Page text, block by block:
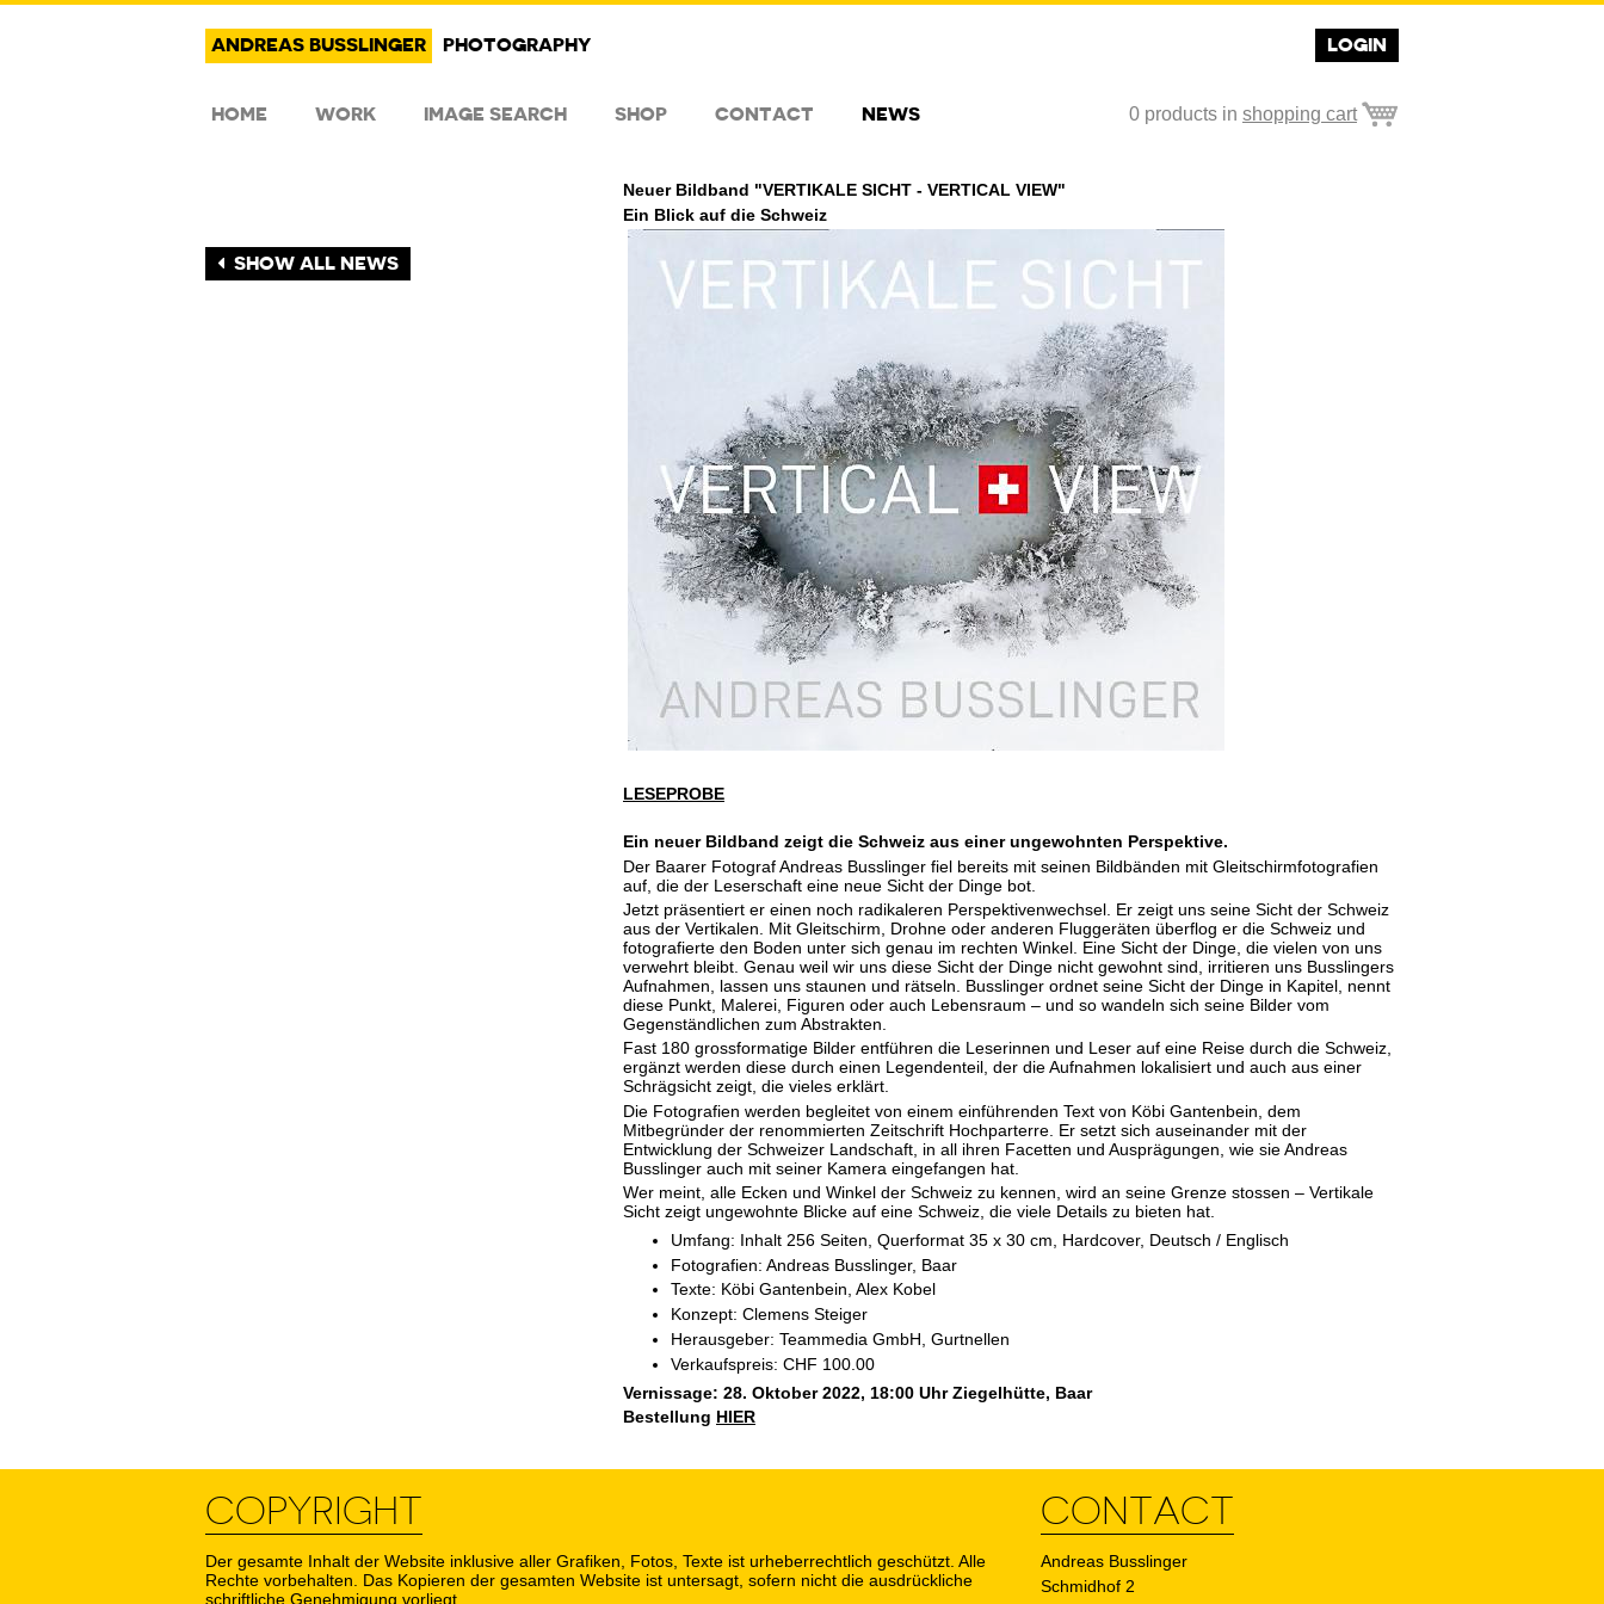
ANDREAS BUSSLINGER PHOTOGRAPHY LOGIN
HOME WORK IMAGE SEARCH SHOP CONTACT NEWS 0 products in shopping cart
SHOW ALL NEWS
Neuer Bildband "VERTIKALE SICHT - VERTICAL VIEW"
Ein Blick auf die Schweiz
LESEPROBE
Ein neuer Bildband zeigt die Schweiz aus einer ungewohnten Perspektive.
Der Baarer Fotograf Andreas Busslinger fiel bereits mit seinen Bildbänden mit Gleitschirmfotografien
auf, die der Leserschaft eine neue Sicht der Dinge bot.
Jetzt präsentiert er einen noch radikaleren Perspektivenwechsel. Er zeigt uns seine Sicht der Schweiz
aus der Vertikalen. Mit Gleitschirm, Drohne oder anderen Fluggeräten überflog er die Schweiz und
fotografierte den Boden unter sich genau im rechten Winkel. Eine Sicht der Dinge, die vielen von uns
verwehrt bleibt. Genau weil wir uns diese Sicht der Dinge nicht gewohnt sind, irritieren uns Busslingers
Aufnahmen, lassen uns staunen und rätseln. Busslinger ordnet seine Sicht der Dinge in Kapitel, nennt
diese Punkt, Malerei, Figuren oder auch Lebensraum – und so wandeln sich seine Bilder vom
Gegenständlichen zum Abstrakten.
Fast 180 grossformatige Bilder entführen die Leserinnen und Leser auf eine Reise durch die Schweiz,
ergänzt werden diese durch einen Legendenteil, der die Aufnahmen lokalisiert und auch aus einer
Schrägsicht zeigt, die vieles erklärt.
Die Fotografien werden begleitet von einem einführenden Text von Köbi Gantenbein, dem
Mitbegründer der renommierten Zeitschrift Hochparterre. Er setzt sich auseinander mit der
Entwicklung der Schweizer Landschaft, in all ihren Facetten und Ausprägungen, wie sie Andreas
Busslinger auch mit seiner Kamera eingefangen hat.
Wer meint, alle Ecken und Winkel der Schweiz zu kennen, wird an seine Grenze stossen – Vertikale
Sicht zeigt ungewohnte Blicke auf eine Schweiz, die viele Details zu bieten hat.
Umfang: Inhalt 256 Seiten, Querformat 35 x 30 cm, Hardcover, Deutsch / Englisch
Fotografien: Andreas Busslinger, Baar
Texte: Köbi Gantenbein, Alex Kobel
Konzept: Clemens Steiger
Herausgeber: Teammedia GmbH, Gurtnellen
Verkaufspreis: CHF 100.00
Vernissage: 28. Oktober 2022, 18:00 Uhr Ziegelhütte, Baar
Bestellung HIER
COPYRIGHT
Der gesamte Inhalt der Website inklusive aller Grafiken, Fotos, Texte ist urheberrechtlich geschützt. Alle
Rechte vorbehalten. Das Kopieren der gesamten Website ist untersagt, sofern nicht die ausdrückliche
schriftliche Genehmigung vorliegt.
CONTACT
Andreas Busslinger
Schmidhof 2